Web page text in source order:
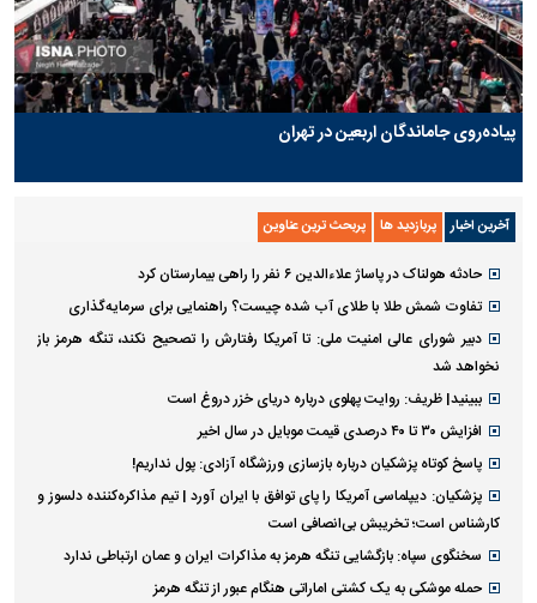
پیاده‌روی جاماندگان اربعین در تهران
آخرین اخبار پربازدید ها پربحث ترین عناوین
حادثه هولناک در پاساژ علاءالدین ۶ نفر را راهی بیمارستان کرد
تفاوت شمش طلا با طلای آب شده چیست؟ راهنمایی برای سرمایه‌گذاری
دبیر شورای عالی امنیت ملی: تا آمریکا رفتارش را تصحیح نکند، تنگه هرمز باز
نخواهد شد
ببینید| ظریف: روایت پهلوی درباره دریای خزر دروغ است
افزایش ۳۰ تا ۴۰ درصدی قیمت موبایل در سال اخیر
پاسخ کوتاه پزشکیان درباره بازسازی ورزشگاه آزادی: پول نداریم!
پزشکیان: دیپلماسی آمریکا را پای توافق با ایران آورد | تیم مذاکره‌کننده دلسوز و
کارشناس است؛ تخریبش بی‌انصافی است
سخنگوی سپاه: بازگشایی تنگه هرمز به مذاکرات ایران و عمان ارتباطی ندارد
حمله موشکی به یک کشتی اماراتی هنگام عبور از تنگه هرمز